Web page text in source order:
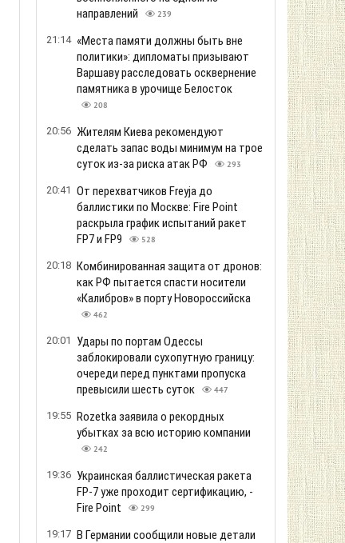
направлений
239
21:14 «Места памяти должны быть вне
политики»: дипломаты призывают
Варшаву расследовать осквернение
памятника в урочище Белосток
208
20:56 Жителям Киева рекомендуют
сделать запас воды минимум на трое
суток из-за риска атак РФ
293
20:41 От перехватчиков Freyja до
баллистики по Москве: Fire Point
раскрыла график испытаний ракет
FP7 и FP9
528
20:18 Комбинированная защита от дронов:
как РФ пытается спасти носители
«Калибров» в порту Новороссийска
462
20:01
Удары по портам Одессы
заблокировали сухопутную границу:
очереди перед пунктами пропуска
превысили шесть суток
447
19:55 Rozetka заявила о рекордных
убытках за всю историю компании
242
19:36 Украинская баллистическая ракета
FP-7 уже проходит сертификацию, -
Fire Point
299
19:17 В Германии сообщили новые детали